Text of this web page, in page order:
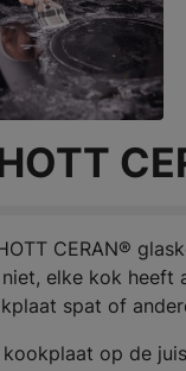
CERAN®
elke kok heeft
spat of
kookplaat op de